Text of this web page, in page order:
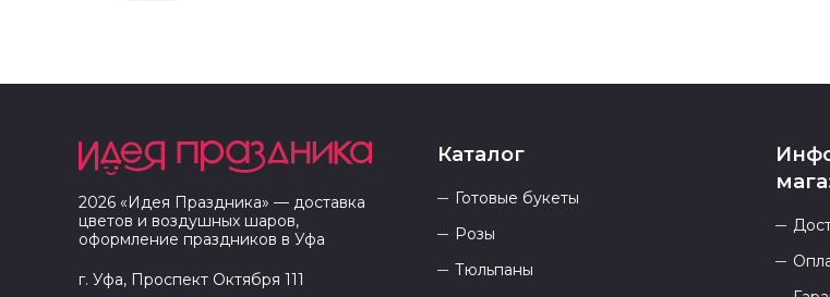
2026 «Идея Праздника» — доставка
цветов и воздушных шаров,
оформление праздников в Уфа
г. Уфа, Проспект Октября 111
Каталог
Готовые букеты
Розы
Тюльпаны